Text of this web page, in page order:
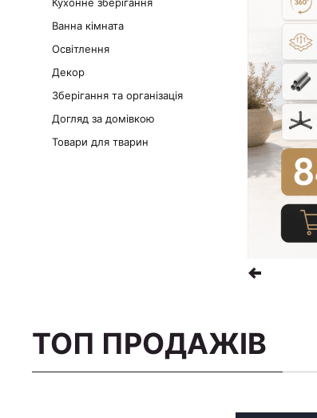
Ванна кімната
Освітлення
Декор
Зберігання та організація
Догляд за домівкою
Товари для тварин
ТОП ПРОДАЖІВ